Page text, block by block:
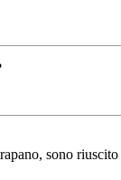
sono